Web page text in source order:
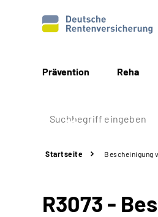
Prävention Reha
Startseite Bescheinigung
R3073 -